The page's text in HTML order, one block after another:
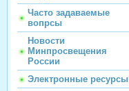
Часто задаваемые
вопрсы
Новости
Минпросвещения
России
Электронные ресурсы